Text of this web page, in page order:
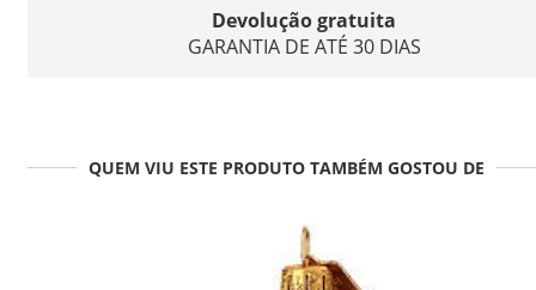
Devolução gratuita
GARANTIA DE ATÉ 30 DIAS
QUEM VIU ESTE PRODUTO TAMBÉM GOSTOU DE